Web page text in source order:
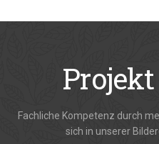
Projekt
Fachliche Kompetenz durch
sich in unserer